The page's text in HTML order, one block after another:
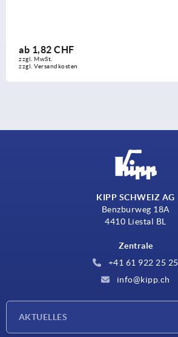
ab1,45 CHF
zzgl. MwSt.
zzgl. Versandkosten
KIPP SCHWEIZ AG
Benzburweg 18A
4410 Liestal BL
Zentrale
+41 61 922 25 25
info@kipp.ch
AKTUELLES